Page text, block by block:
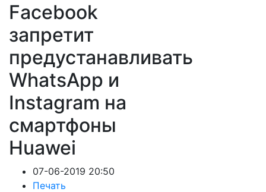
Facebook
запретит
предустанавливать
WhatsApp и
Instagram на
смартфоны
Huawei
07-06-2019 20:50
Печать